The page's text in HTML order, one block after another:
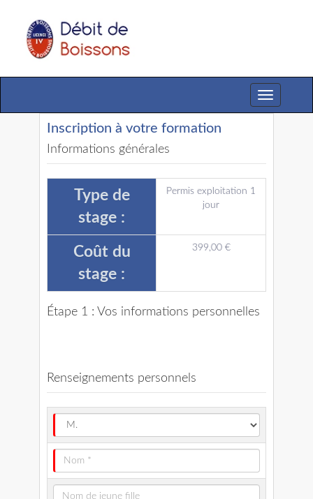
Toggle
navigation
Inscription à votre formation
Informations générales
Type de
stage :
Permis exploitation 1
jour
Coût du
stage :
399,00 €
Étape 1 : Vos informations personnelles
Renseignements personnels